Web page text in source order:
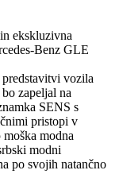
ekskluzivna
Benz GLE
vozila
zapeljal na
SENS s
pristopi v
modna
modni
po svojih natančno